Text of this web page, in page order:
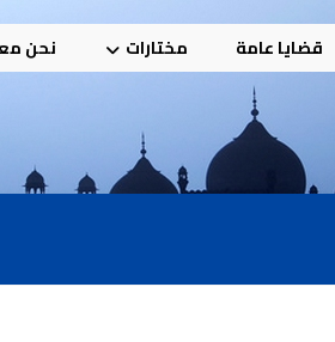
قضايا عامة مختارات نحن